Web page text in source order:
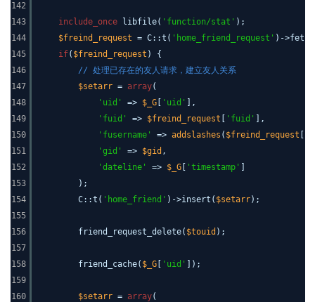
142
143
144
145
146
147
148
149
150
151
152
153
154
155
156
157
158
159
160
include_once libfile( 'function/stat' );
$freind_request = C::t( 'home_friend_request' )-
if( $freind_request ) {
// 处理已存在的友人请求，建立友人关系
$setarr = array(
'uid'
=> $_G 'uid'
],
'fuid'
=> $freind_request 'fuid'
],
'fusername'
=> addslashes ( $freind_request
'gid'
=> $gid ,
'dateline'
=> $_G 'timestamp'
);
C::t( 'home_friend' )->insert( $setarr);
friend_request_delete( $touid );
friend_cache( $_G 'uid' ]);
$setarr = array(